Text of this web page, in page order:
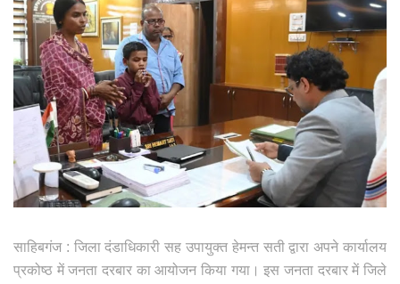
साहिबगंज : जिला दंडाधिकारी सह उपायुक्त हेमन्त सती द्वारा अपने कार्यालय
प्रकोष्ठ में जनता दरबार का आयोजन किया गया। इस जनता दरबार में जिले